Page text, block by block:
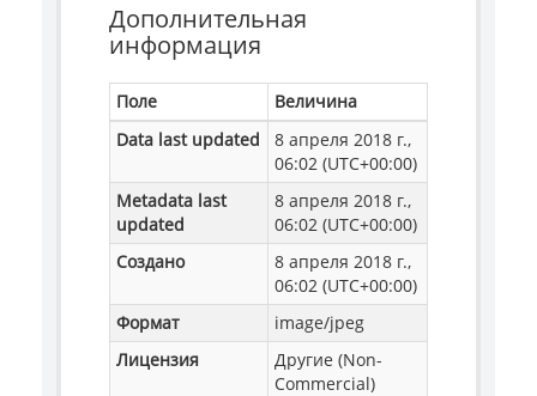
Дополнительная
информация
Поле
Величина
Data last updated
8 апреля 2018 г.,
06:02 (UTC+00:00)
Metadata last
updated
8 апреля 2018 г.,
06:02 (UTC+00:00)
Создано
8 апреля 2018 г.,
06:02 (UTC+00:00)
Формат
image/jpeg
Лицензия
Другие (Non-
Commercial)